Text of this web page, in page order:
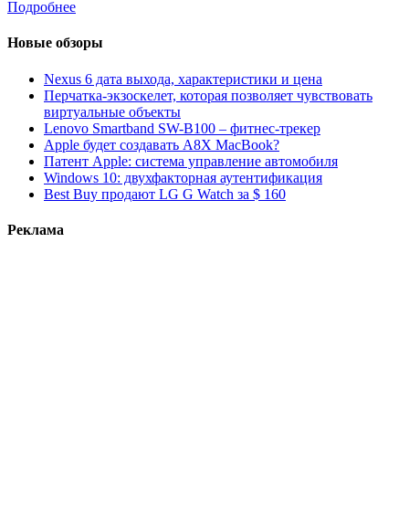
Подробнее
Новые обзоры
Nexus 6 дата выхода, характеристики и цена
Перчатка-экзоскелет, которая позволяет чувствовать
виртуальные объекты
Lenovo Smartband SW-B100 – фитнес-трекер
Apple будет создавать A8X MacBook?
Патент Apple: система управление автомобиля
Windows 10: двухфакторная аутентификация
Best Buy продают LG G Watch за $ 160
Реклама